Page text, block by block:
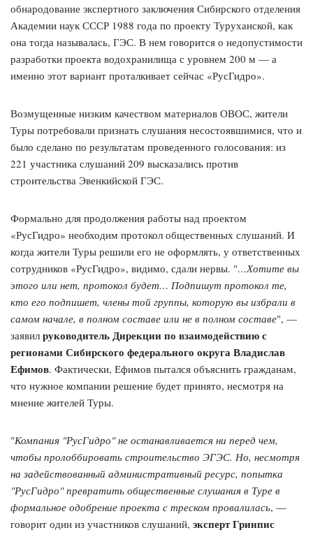
обнародование экспертного заключения Сибирского отделения
Академии наук СССР 1988 года по проекту Туруханской, как
она тогда называлась, ГЭС. В нем говорится о недопустимости
разработки проекта водохранилища с уровнем 200 м — а
именно этот вариант проталкивает сейчас «РусГидро».
Возмущенные низким качеством материалов ОВОС, жители
Туры потребовали признать слушания несостоявшимися, что и
было сделано по результатам проведенного голосования: из
221 участника слушаний 209 высказались против
строительства Эвенкийской ГЭС.
Формально для продолжения работы над проектом
«РусГидро» необходим протокол общественных слушаний. И
когда жители Туры решили его не оформлять, у ответственных
сотрудников «РусГидро», видимо, сдали нервы. "…Хотите вы
этого или нет, протокол будет… Подпишут протокол те,
кто его подпишет, члены той группы, которую вы избрали в
самом начале, в полном составе или не в полном составе", —
заявил руководитель Дирекции по взаимодействию с
регионами Сибирского федерального округа Владислав
Ефимов. Фактически, Ефимов пытался объяснить гражданам,
что нужное компании решение будет принято, несмотря на
мнение жителей Туры.
"Компания "РусГидро" не останавливается ни перед чем,
чтобы пролоббировать строительство ЭГЭС. Но, несмотря
на задействованный административный ресурс, попытка
"РусГидро" превратить общественные слушания в Туре в
формальное одобрение проекта с треском провалилась, —
говорит один из участников слушаний, эксперт Гринпис